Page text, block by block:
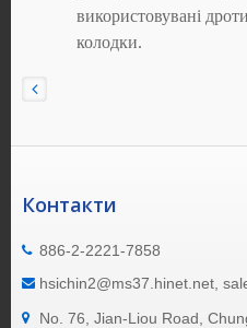
використовувані
колодки.
Контакти
886-2-2221-7858
hsichin2@ms37.hinet.net,
No. 76, Jian-Liou Road,